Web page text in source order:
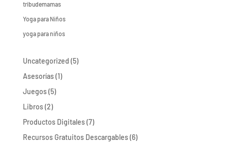
tribudemamas
Yoga para Niños
yoga para niños
Uncategorized 55
Asesorías 11
Juegos 55
Libros 22
productos
Productos Digitales 77
productos
Recursos Gratuitos Descargables 66